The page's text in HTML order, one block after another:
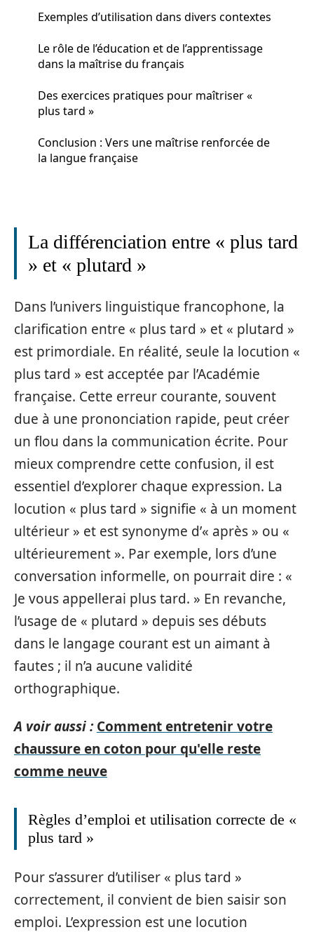
Exemples d’utilisation dans divers contextes
Le rôle de l’éducation et de l’apprentissage
dans la maîtrise du français
Des exercices pratiques pour maîtriser «
plus tard »
Conclusion : Vers une maîtrise renforcée de
la langue française
La différenciation entre « plus tard
» et « plutard »
Dans l’univers linguistique francophone, la
clarification entre « plus tard » et « plutard »
est primordiale. En réalité, seule la locution «
plus tard » est acceptée par l’Académie
française. Cette erreur courante, souvent
due à une prononciation rapide, peut créer
un flou dans la communication écrite. Pour
mieux comprendre cette confusion, il est
essentiel d’explorer chaque expression. La
locution « plus tard » signifie « à un moment
ultérieur » et est synonyme d’« après » ou «
ultérieurement ». Par exemple, lors d’une
conversation informelle, on pourrait dire : «
Je vous appellerai plus tard. » En revanche,
l’usage de « plutard » depuis ses débuts
dans le langage courant est un aimant à
fautes ; il n’a aucune validité
orthographique.
A voir aussi : Comment entretenir votre
chaussure en coton pour qu'elle reste
comme neuve
Règles d’emploi et utilisation correcte de «
plus tard »
Pour s’assurer d’utiliser « plus tard »
correctement, il convient de bien saisir son
emploi. L’expression est une locution